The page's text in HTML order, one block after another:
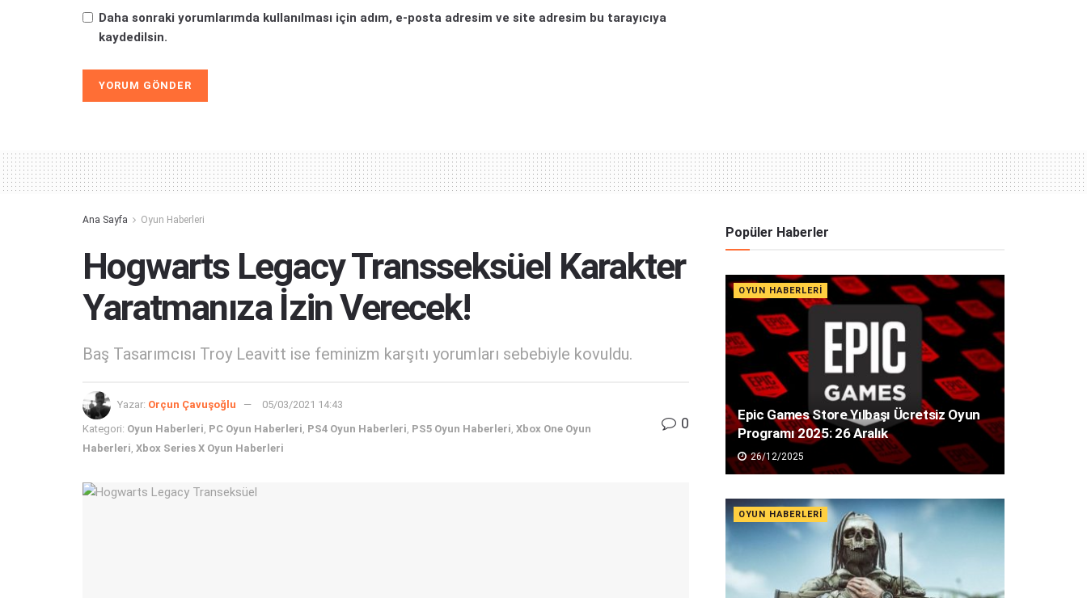
Daha sonraki yorumlarımda kullanılması için adım, e-posta adresim ve site adresim bu tarayıcıya
kaydedilsin.
Ana Sayfa Oyun Haberleri
Hogwarts Legacy Transseksüel Karakter
Yaratmanıza İzin Verecek!
Baş Tasarımcısı Troy Leavitt ise feminizm karşıtı yorumları sebebiyle kovuldu.
Yazar: Orçun Çavuşoğlu 05/03/2021 14:43
Kategori: Oyun Haberleri PC Oyun Haberleri PS4 Oyun Haberleri PS5 Oyun Haberleri Xbox One Oyun
Haberleri Xbox Series X Oyun Haberleri
0
Popüler Haberler
OYUN HABERLERI
Epic Games Store Yılbaşı Ücretsiz Oyun
Programı 2025: 26 Aralık
26/12/2025
OYUN HABERLERI